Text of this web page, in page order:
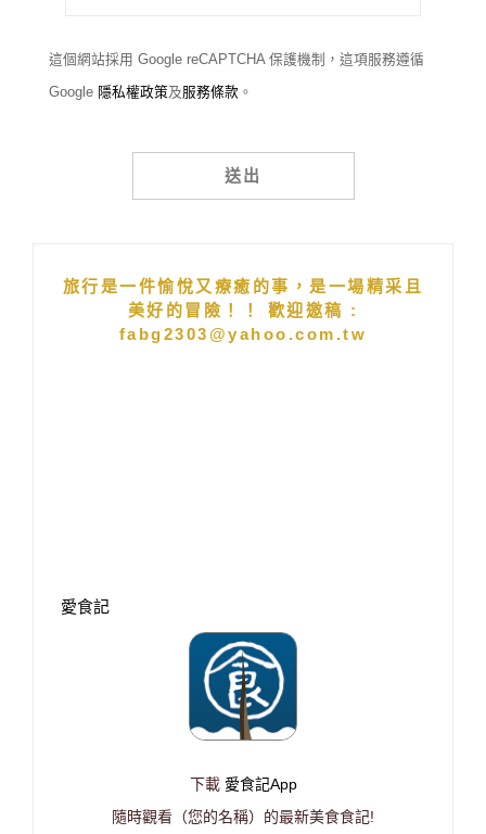
這個網站採用 Google reCAPTCHA 保護機制，這項服務遵循
Google 隱私權政策及服務條款 。
旅行是一件愉悅又療癒的事，是一場精采且
美好的冒險！！ 歡迎邀稿 :
fabg2303@yahoo.com.tw
愛食記
下載 愛食記App
隨時觀看（您的名稱）的最新美食食記!